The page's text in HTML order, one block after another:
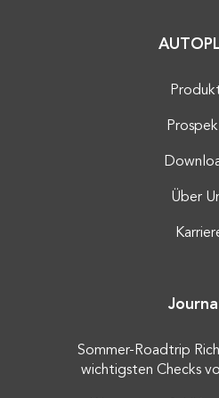
Über
Sommer-Roadtrip
wichtigsten Checks